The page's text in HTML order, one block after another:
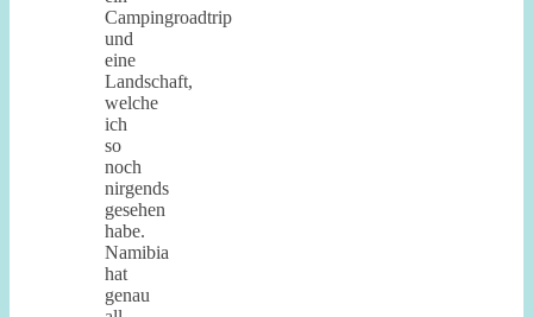
Campingroadtrip
und
eine
Landschaft,
welche
ich
so
noch
nirgends
gesehen
habe.
Namibia
hat
genau